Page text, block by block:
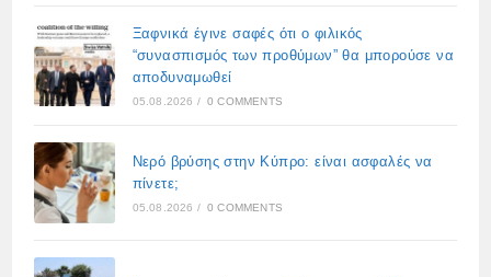
Ξαφνικά έγινε σαφές ότι ο φιλικός
“συνασπισμός των προθύμων” θα μπορούσε να
αποδυναμωθεί
05.08.2026 / 0 COMMENTS
Νερό βρύσης στην Κύπρο: είναι ασφαλές να
πίνετε;
05.08.2026 / 0 COMMENTS